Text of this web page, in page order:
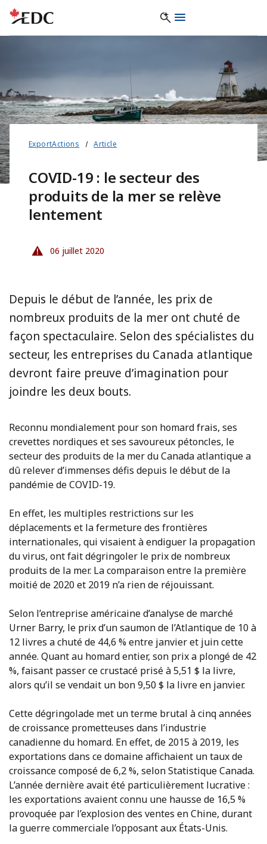
ExportActions Article
COVID-19 : le secteur des
produits de la mer se relève
lentement
06 juillet 2020
Depuis le début de l’année, les prix de
nombreux produits de la mer ont chuté de
façon spectaculaire. Selon des spécialistes du
secteur, les entreprises du Canada atlantique
devront faire preuve d’imagination pour
joindre les deux bouts.
Reconnu mondialement pour son homard frais, ses
crevettes nordiques et ses savoureux pétoncles, le
secteur des produits de la mer du Canada atlantique a
dû relever d’immenses défis depuis le début de la
pandémie de COVID-19.
En effet, les multiples restrictions sur les
déplacements et la fermeture des frontières
internationales, qui visaient à endiguer la propagation
du virus, ont fait dégringoler le prix de nombreux
produits de la mer. La comparaison entre la première
moitié de 2020 et 2019 n’a rien de réjouissant.
Selon l’entreprise américaine d’analyse de marché
Urner Barry, le prix d’un saumon de l’Atlantique de 10 à
12 livres a chuté de 44,6 % entre janvier et juin cette
année. Quant au homard entier, son prix a plongé de 42
%, faisant passer ce crustacé prisé à 5,51 $ la livre,
alors qu’il se vendait un bon 9,50 $ la livre en janvier.
Cette dégringolade met un terme brutal à cinq années
de croissance prometteuses dans l’industrie
canadienne du homard. En effet, de 2015 à 2019, les
exportations dans ce domaine affichaient un taux de
croissance composé de 6,2 %, selon Statistique Canada.
L’année dernière avait été particulièrement lucrative :
les exportations avaient connu une hausse de 16,5 %
provoquée par l’explosion des ventes en Chine, durant
la guerre commerciale l’opposant aux États-Unis.